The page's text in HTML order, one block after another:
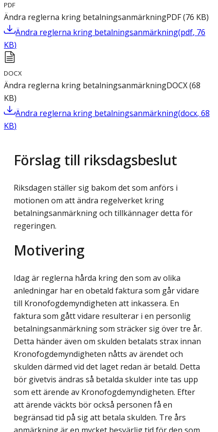
PDF
Ändra reglerna kring betalningsanmärkningPDF(76 KB)
Ändra reglerna kring betalningsanmärkning(pdf, 76
KB)
DOCX
Ändra reglerna kring betalningsanmärkningDOCX(68
KB)
Ändra reglerna kring betalningsanmärkning(docx, 68
KB)
Förslag till riksdagsbeslut
Riksdagen ställer sig bakom det som anförs i
motionen om att ändra regelverket kring
betalningsanmärkning och tillkännager detta för
regeringen.
Motivering
Idag är reglerna hårda kring den som av olika
anledningar har en obetald faktura som går vidare
till Kronofogdemyndigheten att inkassera. En
faktura som gått vidare resulterar i en personlig
betalningsanmärkning som sträcker sig över tre år.
Detta händer även om skulden betalats strax innan
Kronofogdemyndigheten nåtts av ärendet och
skulden där­med vid det laget redan är betald. Detta
bör givetvis ändras så betalda skulder inte tas upp
som ett ärende av Kronofogdemyndigheten. Efter
att ärende väckts bör också personen få en
begränsad tid på sig att betala skulden. Tre års